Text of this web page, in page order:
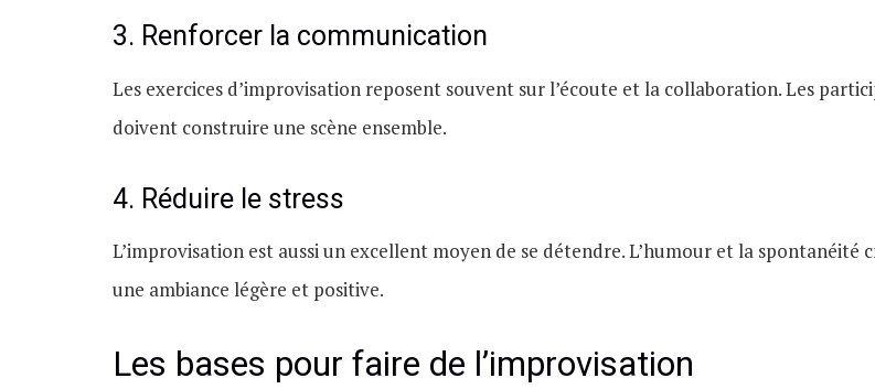
3. Renforcer la communication
Les exercices d’improvisation reposent souvent sur l’écoute et la collaboration. Les
doivent construire une scène ensemble.
4. Réduire le stress
L’improvisation est aussi un excellent moyen de se détendre. L’humour et la spontanéité
une ambiance légère et positive.
Les bases pour faire de l’improvisation